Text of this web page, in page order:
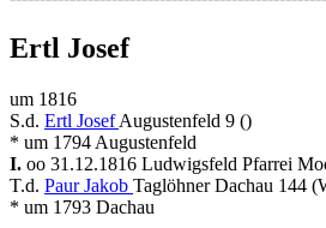
Ertl Josef
um 1816
S.d. Ertl JosefAugustenfeld 9 ()
* um 1794 Augustenfeld
I. oo 31.12.1816 Ludwigsfeld Pfarrei
T.d. Paur Jakob Taglöhner Dachau 144
* um 1793 Dachau